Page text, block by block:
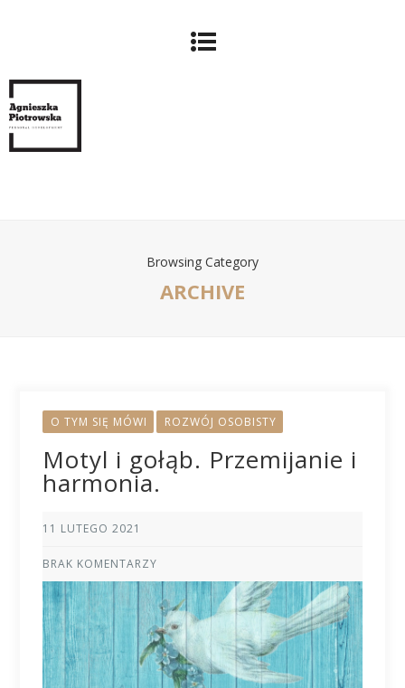
Browsing Category
ARCHIVE
O TYM SIĘ MÓWI ROZWÓJ OSOBISTY
Motyl i gołąb. Przemijanie i
harmonia.
11 LUTEGO 2021
BRAK KOMENTARZY